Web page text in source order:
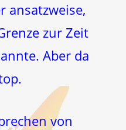
ansatzweise,
zur Zeit
Aber da
von